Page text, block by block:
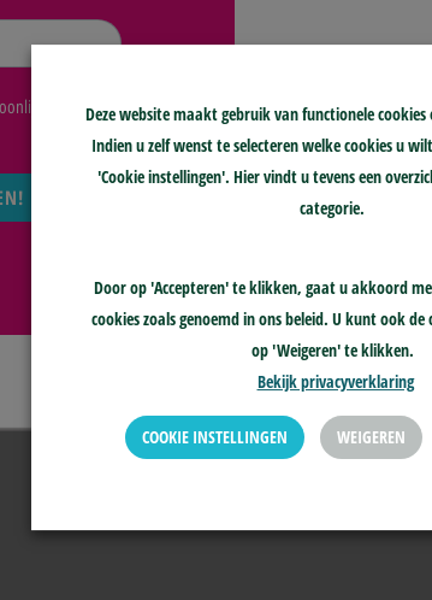
gegevens,Deze website maakt gebruik van functionele cookies
Indien u zelf wenst te selecteren welke cookies u
'Cookie instellingen'. Hier vindt u tevens een
categorie.
Door op 'Accepteren' te klikken, gaat u akkoord
cookies zoals genoemd in ons beleid. U kunt ook de
op 'Weigeren' te klikken.
Bekijk privacyverklaring
COOKIE INSTELLINGEN WEIGEREN